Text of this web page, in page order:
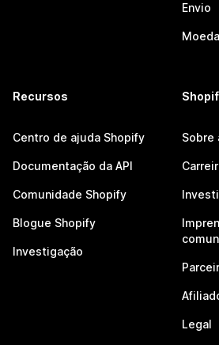
Envio
Recursos
Centro de ajuda Shopify
Documentação da API
Comunidade Shopify
Blogue Shopify
Investigação
Sobre
Legal